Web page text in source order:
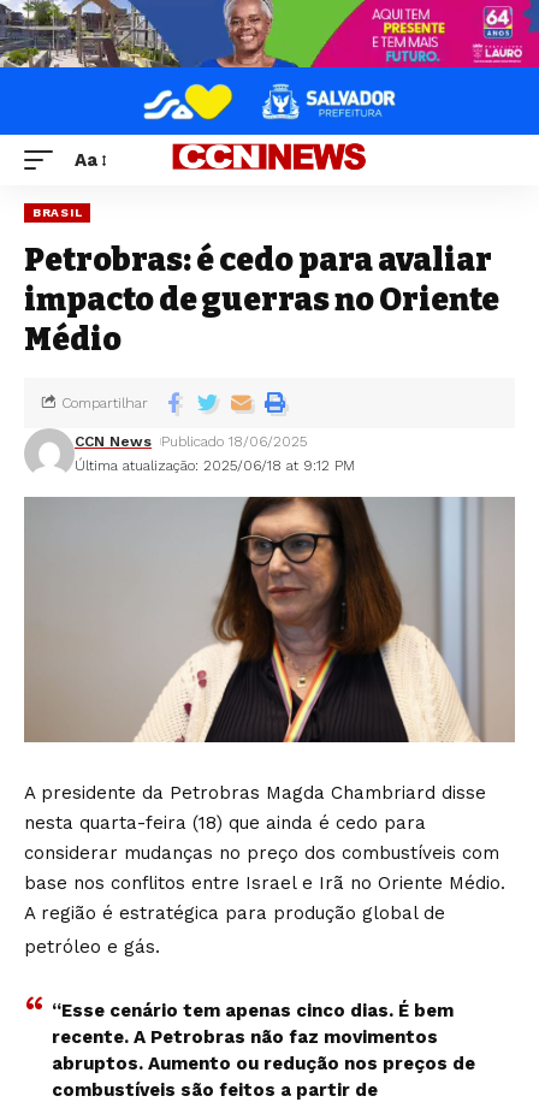
Aa
BRASIL
Petrobras: é cedo para avaliar
impacto de guerras no Oriente
Médio
Última atualização: 2025/06/18 at 9:12 PM
CCN News Publicado 18/06/2025
Compartilhar
A presidente da Petrobras Magda Chambriard disse
nesta quarta-feira (18) que ainda é cedo para
considerar mudanças no preço dos combustíveis com
base nos conflitos entre Israel e Irã no Oriente Médio.
A região é estratégica para produção global de
petróleo e gás.
“Esse cenário tem apenas cinco dias. É bem
recente. A Petrobras não faz movimentos
abruptos. Aumento ou redução nos preços de
combustíveis são feitos a partir de